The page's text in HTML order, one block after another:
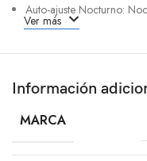
Auto-ajuste Nocturno:
Incluye
(1) Evaporador Midea
Ver más
Información
MARCA